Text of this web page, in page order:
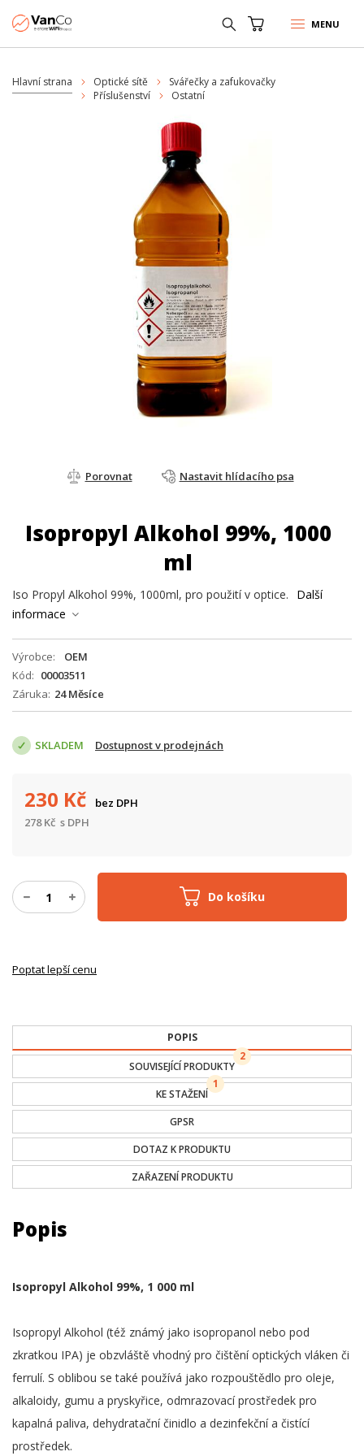
MENU
Hlavní strana Optické sítě
Svářečky a zafukovačky
Příslušenství
Ostatní
Porovnat Nastavit hlídacího psa
Isopropyl Alkohol 99%, 1000
ml
Iso Propyl Alkohol 99%, 1000ml, pro použití v optice.
Další
informace
Výrobce
OEM
Kód
00003511
Záruka 24 Měsíce
SKLADEM Dostupnost v prodejnách
Do košíku
230 Kč
bez DPH
278Kč s DPH
Poptat lepší cenu
POPIS
SOUVISEJÍCÍ PRODUKTY
2
KE STAŽENÍ
1
GPSR
DOTAZ K PRODUKTU
ZAŘAZENÍ PRODUKTU
Popis
Isopropyl Alkohol 99%, 1 000 ml
Isopropyl Alkohol (též známý jako isopropanol nebo pod
zkratkou IPA) je obzvláště vhodný pro čištění optických vláken či
ferrulí. S oblibou se také používá jako rozpouštědlo pro oleje,
alkaloidy, gumu a pryskyřice, odmrazovací prostředek pro
kapalná paliva, dehydratační činidlo a dezinfekční a čistící
prostředek.